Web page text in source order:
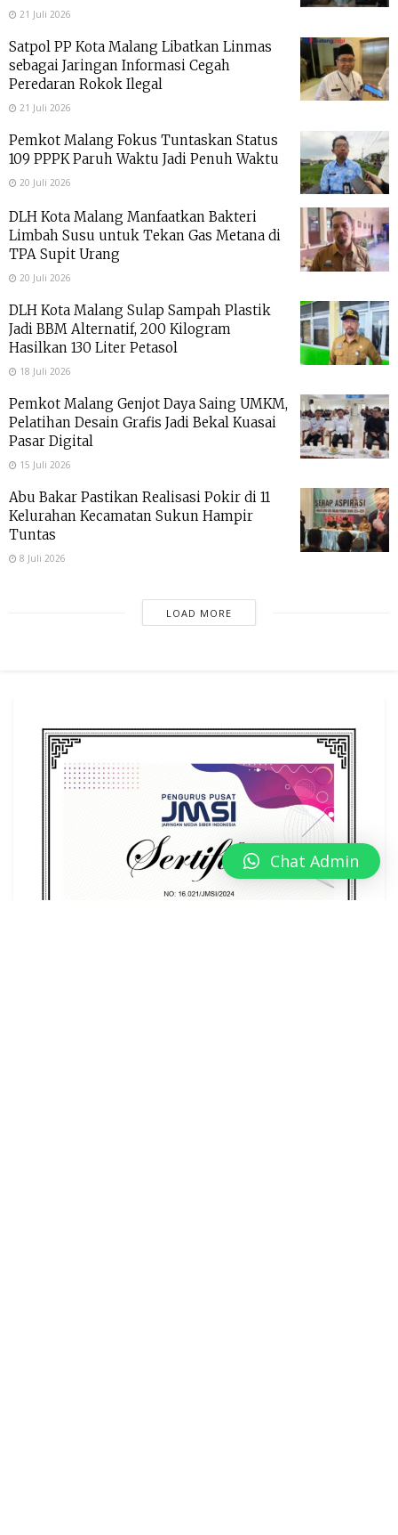
21 Juli 2026
Satpol PP Kota Malang Libatkan Linmas
sebagai Jaringan Informasi Cegah
Peredaran Rokok Ilegal
21 Juli 2026
Pemkot Malang Fokus Tuntaskan Status
109 PPPK Paruh Waktu Jadi Penuh Waktu
20 Juli 2026
DLH Kota Malang Manfaatkan Bakteri
Limbah Susu untuk Tekan Gas Metana di
TPA Supit Urang
20 Juli 2026
DLH Kota Malang Sulap Sampah Plastik
Jadi BBM Alternatif, 200 Kilogram
Hasilkan 130 Liter Petasol
18 Juli 2026
Pemkot Malang Genjot Daya Saing UMKM,
Pelatihan Desain Grafis Jadi Bekal Kuasai
Pasar Digital
15 Juli 2026
Abu Bakar Pastikan Realisasi Pokir di 11
Kelurahan Kecamatan Sukun Hampir
Tuntas
8 Juli 2026
LOAD MORE
Chat Admin